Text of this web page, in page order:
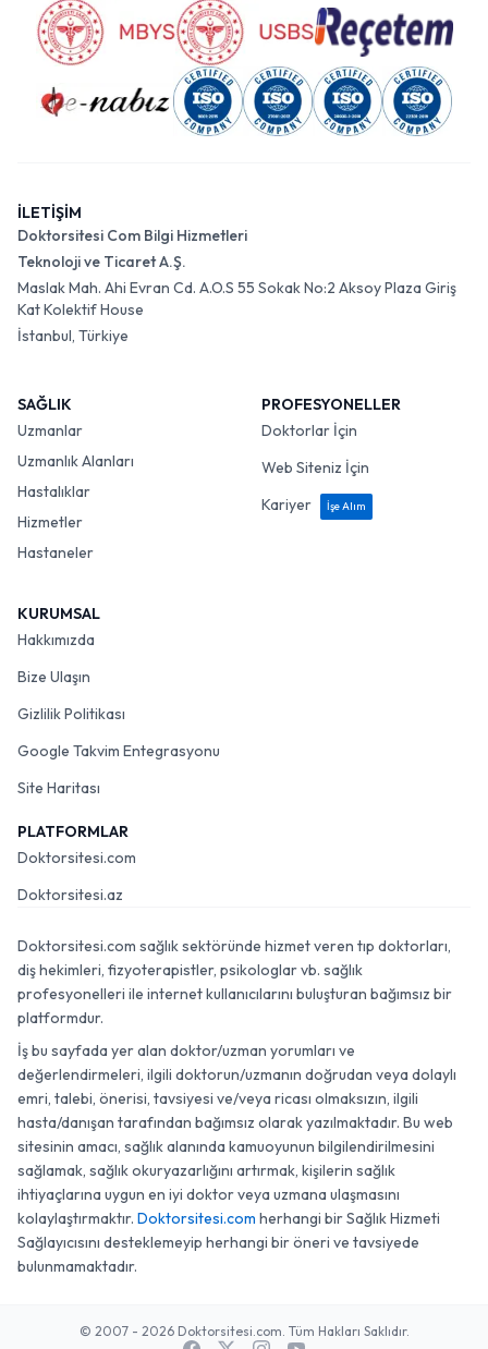
İLETİŞİM
Doktorsitesi Com Bilgi Hizmetleri
Teknoloji ve Ticaret A.Ş.
Maslak Mah. Ahi Evran Cd. A.O.S 55 Sokak No:2 Aksoy Plaza Giriş
Kat Kolektif House
İstanbul, Türkiye
SAĞLIK
Uzmanlar
Uzmanlık Alanları
Hastalıklar
Hizmetler
Hastaneler
PROFESYONELLER
Doktorlar İçin
Web Siteniz İçin
Kariyer
İşe Alım
KURUMSAL
Hakkımızda
Bize Ulaşın
Gizlilik Politikası
Google Takvim Entegrasyonu
Site Haritası
PLATFORMLAR
Doktorsitesi.com
Doktorsitesi.az
Doktorsitesi.com sağlık sektöründe hizmet veren tıp doktorları,
diş hekimleri, fizyoterapistler, psikologlar vb. sağlık
profesyonelleri ile internet kullanıcılarını buluşturan bağımsız bir
platformdur.
İş bu sayfada yer alan doktor/uzman yorumları ve
değerlendirmeleri, ilgili doktorun/uzmanın doğrudan veya dolaylı
emri, talebi, önerisi, tavsiyesi ve/veya ricası olmaksızın, ilgili
hasta/danışan tarafından bağımsız olarak yazılmaktadır. Bu web
sitesinin amacı, sağlık alanında kamuoyunun bilgilendirilmesini
sağlamak, sağlık okuryazarlığını artırmak, kişilerin sağlık
ihtiyaçlarına uygun en iyi doktor veya uzmana ulaşmasını
kolaylaştırmaktır. Doktorsitesi.com herhangi bir Sağlık Hizmeti
Sağlayıcısını desteklemeyip herhangi bir öneri ve tavsiyede
bulunmamaktadır.
© 2007 - 2026 Doktorsitesi.com. Tüm Hakları Saklıdır.